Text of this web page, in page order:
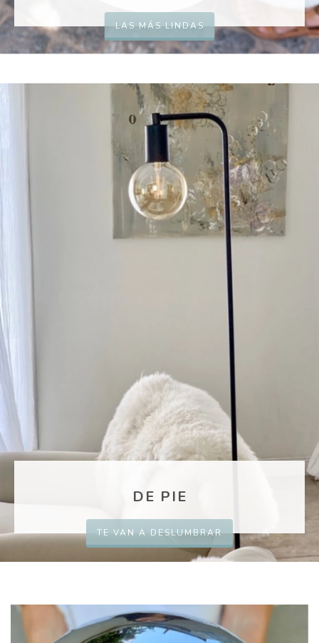
LAS MÁS LINDAS
DE PIE
TE VAN A DESLUMBRAR